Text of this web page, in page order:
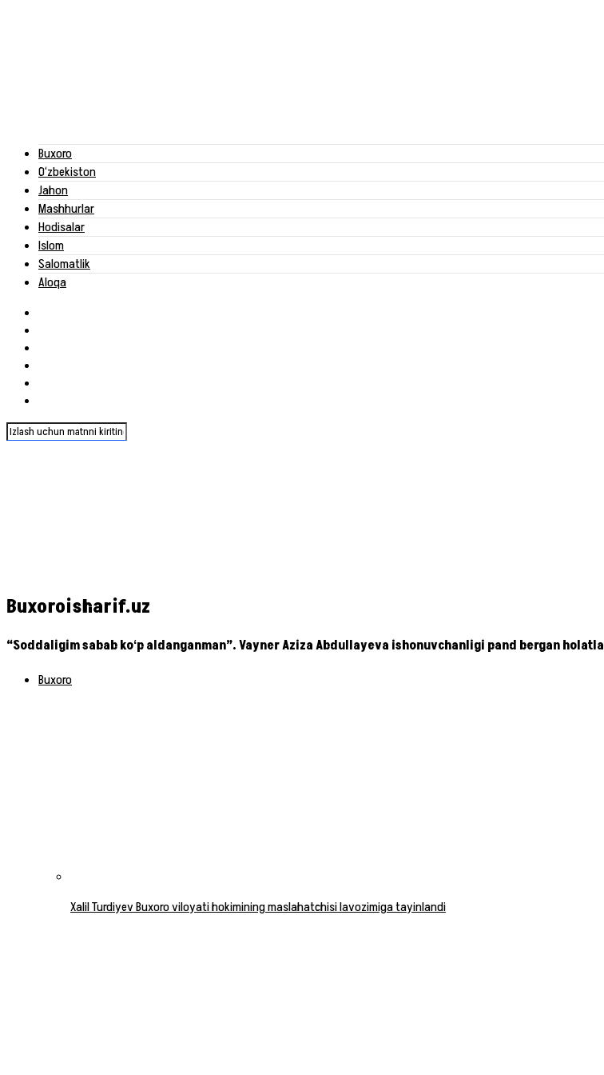
Buxoro
O‘zbekiston
Jahon
Mashhurlar
Hodisalar
Islom
Salomatlik
Aloqa
Buxoroisharif.uz
“Soddaligim sabab koʻp aldanganman”. Vayner Aziza Abdullayeva ishonuvchanligi pand bergan
Buxoro
Xalil Turdiyev Buxoro viloyati hokimining maslahatchisi lavozimiga tayinlandi